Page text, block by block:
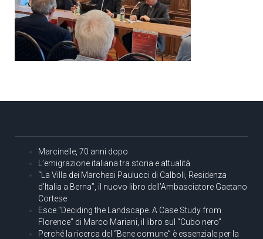
Marcinelle, 70 anni dopo
L’emigrazione italiana tra storia e attualità
“La Villa dei Marchesi Paulucci di Calboli, Residenza
d’Italia a Berna”, il nuovo libro dell’Ambasciatore Gaetano
Cortese
Esce “Deciding the Landscape. A Case Study from
Florence” di Marco Mariani, il libro sul “Cubo nero”
Perché la ricerca del “Bene comune” è essenziale per la